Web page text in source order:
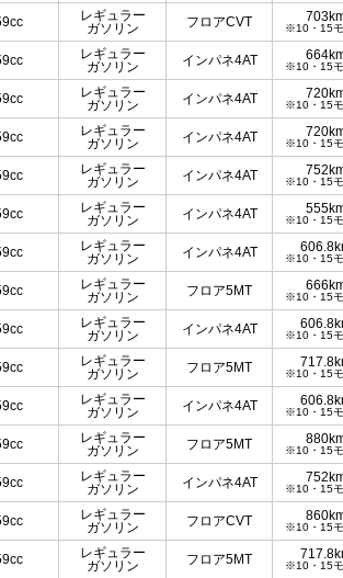
レギュラー
ガソリン
フロアCVT ※10・15
レギュラー
ガソリン
インパネ4AT ※10・15
レギュラー
ガソリン
インパネ4AT ※10・15
レギュラー
ガソリン
インパネ4AT ※10・15
レギュラー
ガソリン
インパネ4AT ※10・15
レギュラー
ガソリン
インパネ4AT ※10・15
レギュラー
ガソリン
インパネ4AT ※10・15
レギュラー
ガソリン
フロア5MT ※10・15
レギュラー
ガソリン
インパネ4AT ※10・15
レギュラー
ガソリン
フロア5MT ※10・15
レギュラー
ガソリン
インパネ4AT ※10・15
レギュラー
ガソリン
フロア5MT ※10・15
レギュラー
ガソリン
インパネ4AT ※10・15
レギュラー
ガソリン
フロアCVT ※10・15
レギュラー
ガソリン
フロア5MT ※10・15